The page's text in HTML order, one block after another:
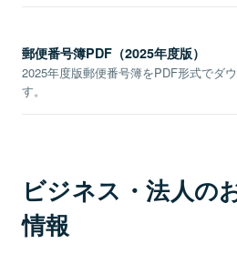
郵便番号簿PDF（2025年度版）
2025年度版郵便番号簿をPDF形式でダ
す。
ビジネス・法人の
情報